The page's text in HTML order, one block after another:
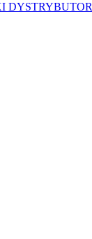
DYSTRYBUTOR